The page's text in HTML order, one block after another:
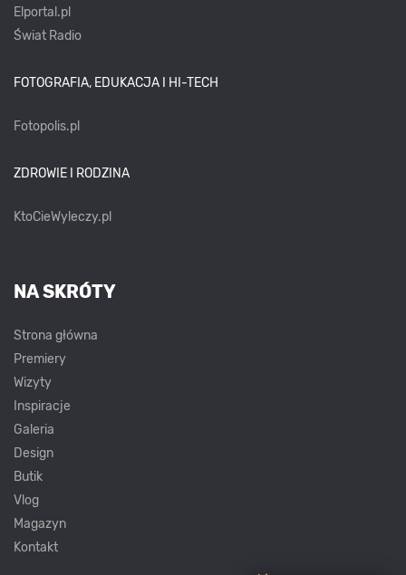
Elportal.pl
Świat Radio
FOTOGRAFIA, EDUKACJA I HI-TECH
Fotopolis.pl
ZDROWIE I RODZINA
KtoCieWyleczy.pl
NA SKRÓTY
Strona główna
Premiery
Wizyty
Inspiracje
Galeria
Design
Butik
Vlog
Magazyn
Kontakt